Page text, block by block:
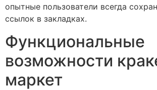
опытные пользователи всегда
ссылок в закладках.
Функциональные
возможности
маркет